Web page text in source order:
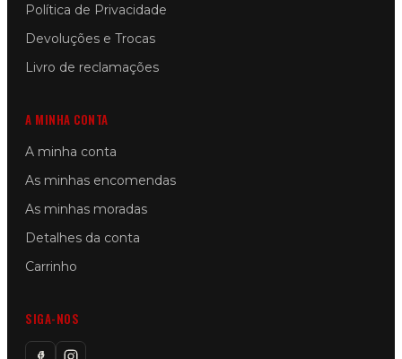
Política de Privacidade
Devoluções e Trocas
Livro de reclamações
A MINHA CONTA
A minha conta
As minhas encomendas
As minhas moradas
Detalhes da conta
Carrinho
SIGA-NOS